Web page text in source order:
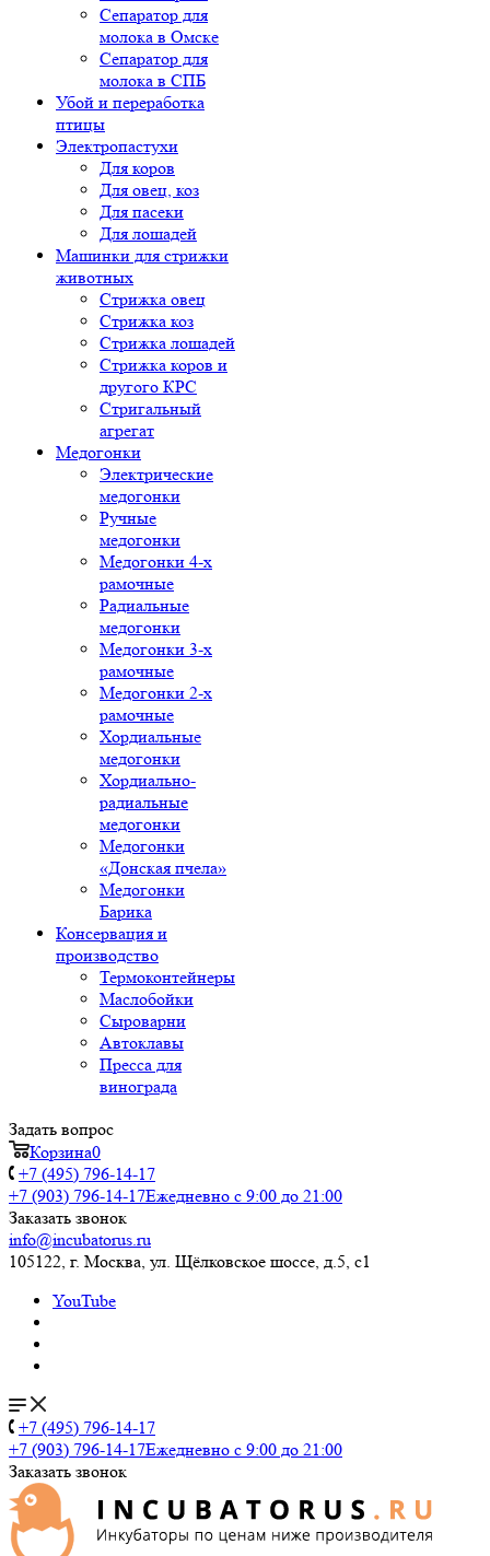
Сепаратор для
молока в Омске
Сепаратор для
молока в СПБ
Убой и переработка
птицы
Электропастухи
Для коров
Для овец, коз
Для пасеки
Для лошадей
Машинки для стрижки
животных
Стрижка овец
Стрижка коз
Стрижка лошадей
Стрижка коров и
другого КРС
Стригальный
агрегат
Медогонки
Электрические
медогонки
Ручные
медогонки
Медогонки 4-х
рамочные
Радиальные
медогонки
Медогонки 3-х
рамочные
Медогонки 2-х
рамочные
Хордиальные
медогонки
Хордиально-
радиальные
медогонки
Медогонки
«Донская пчела»
Медогонки
Барика
Консервация и
производство
Термоконтейнеры
Маслобойки
Сыроварни
Автоклавы
Пресса для
винограда
Задать вопрос
Корзина0
+7 (495) 796-14-17
+7 (903) 796-14-17Ежедневно с 9:00 до 21:00
Заказать звонок
info@incubatorus.ru
105122, г. Москва, ул. Щёлковское шоссе, д.5, с1
YouTube
+7 (495) 796-14-17
+7 (903) 796-14-17Ежедневно с 9:00 до 21:00
Заказать звонок